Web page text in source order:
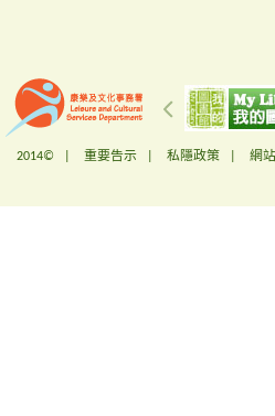
2014© | 重要告示 私隱政策 網